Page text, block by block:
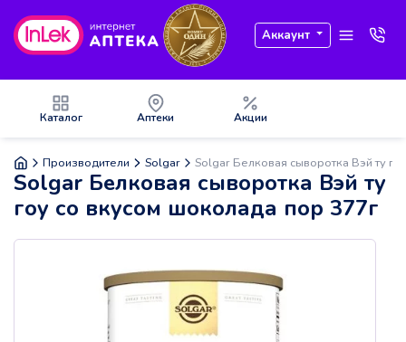
Аккаунт
Каталог Аптеки Акции
Производители Solgar Solgar Белковая сыворотка Вэй ту
Solgar Белковая сыворотка Вэй ту
гоу со вкусом шоколада пор 377г